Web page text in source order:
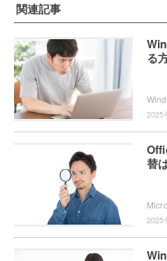
関連記事
る
2025
替
2025